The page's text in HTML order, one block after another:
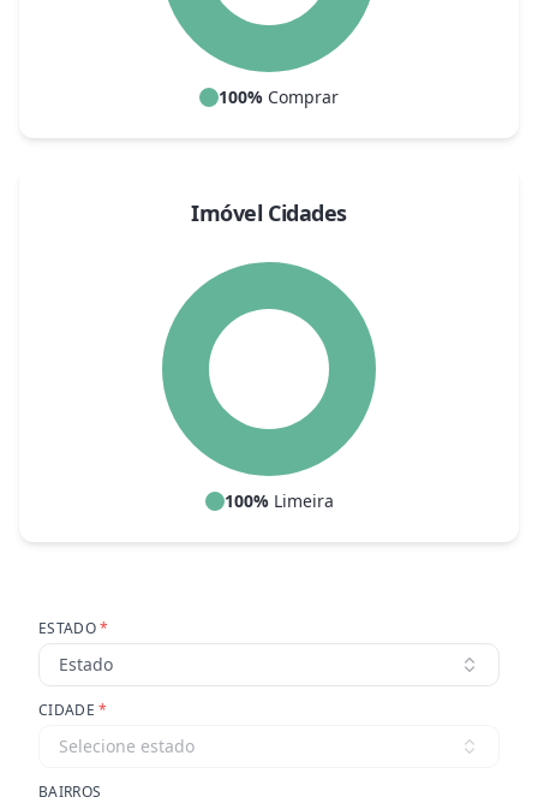
100% Comprar
Imóvel Cidades
100% Limeira
ESTADO*
Estado
CIDADE*
Selecione estado
BAIRROS